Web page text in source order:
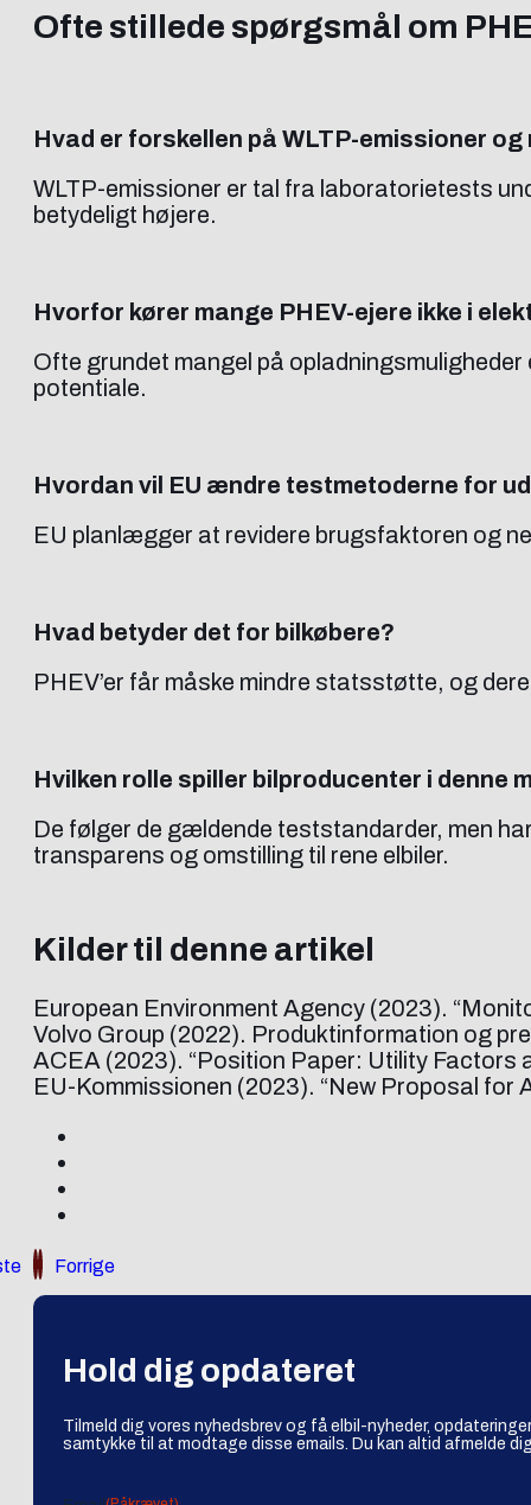
Ofte stillede spørgsmål om
Hvad er forskellen på WLTP-emissioner
WLTP-emissioner er tal fra laboratorietests
betydeligt højere.
Hvorfor kører mange PHEV-ejere ikke i
Ofte grundet mangel på
potentiale.
Hvordan vil EU ændre testmetoderne for
EU planlægger at revidere brugsfaktoren og
Hvad betyder det for bilkøbere?
PHEV’er får måske mindre statsstøtte, og
Hvilken rolle spiller bilproducenter i denne
De følger de gældende teststandarder, men
transparens og omstilling til rene elbiler.
Kilder til denne artikel
European Environment Agency (2023).
Volvo Group (2022). Produktinformation og
ACEA (2023). “Position Paper: Utility Factors
EU-Kommissionen (2023). “New Proposal
Forrige
Hold dig opdateret
Tilmeld dig vores nyhedsbrev og få elbil-nyheder,
samtykke til at modtage disse emails. Du kan altid afmelde